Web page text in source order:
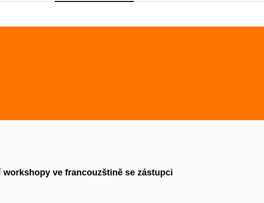
workshopy ve francouzštině se zástupci